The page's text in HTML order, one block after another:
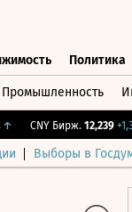
Политика
Промышленность
CNY Бирж. 12,239 +1,31%
Выборы в